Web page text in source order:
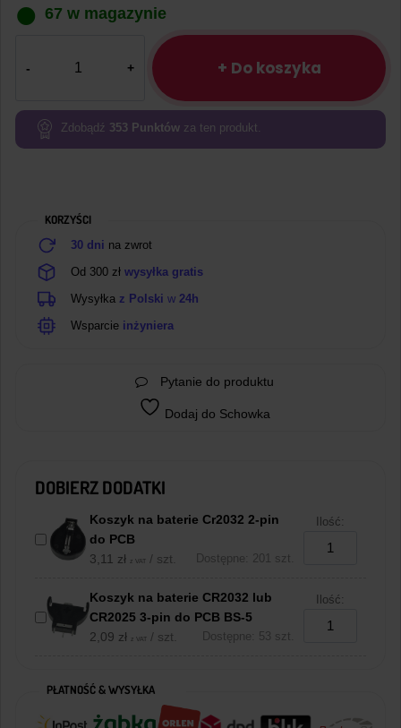
67 w magazynie
x
+ Do koszyka
Zdobądź 353 Punktów za ten produkt.
KORZYŚCI
30 dni na zwrot
Od 300 zł wysyłka gratis
Wysyłka z Polski w 24h
Wsparcie inżyniera
Pytanie do produktu
Dodaj do Schowka
DOBIERZ DODATKI
Koszyk na baterie Cr2032 2-pin
do PCB
3,11 zł z VAT / szt. Dostępne: 201 szt.
Ilość:
Koszyk na baterie CR2032 lub
CR2025 3-pin do PCB BS-5
2,09 zł z VAT / szt. Dostępne: 53 szt.
Ilość:
PŁATNOŚĆ & WYSYŁKA